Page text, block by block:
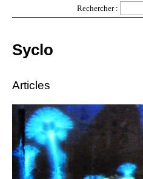
Rechercher :
Syclo
Articles